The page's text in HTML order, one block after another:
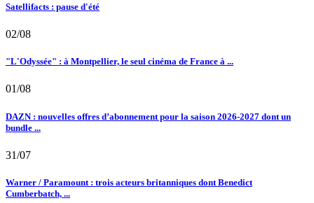
Satellifacts : pause d'été
02/08
"L'Odyssée" : à Montpellier, le seul cinéma de France à ...
01/08
DAZN : nouvelles offres d’abonnement pour la saison 2026-2027 dont un
bundle ...
31/07
Warner / Paramount : trois acteurs britanniques dont Benedict
Cumberbatch, ...